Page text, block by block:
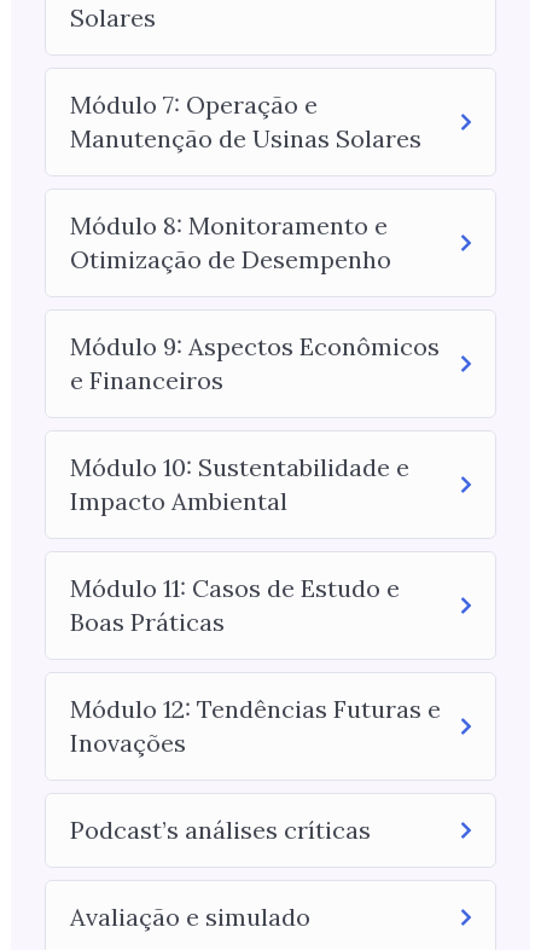
Solares
Módulo 7: Operação e
Manutenção de Usinas Solares
Módulo 8: Monitoramento e
Otimização de Desempenho
Módulo 9: Aspectos Econômicos
e Financeiros
Módulo 10: Sustentabilidade e
Impacto Ambiental
Módulo 11: Casos de Estudo e
Boas Práticas
Módulo 12: Tendências Futuras e
Inovações
Podcast’s análises críticas
Avaliação e simulado